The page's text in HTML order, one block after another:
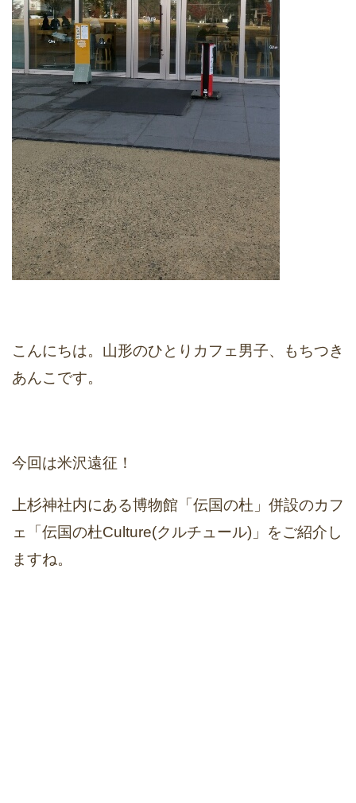
こんにちは。山形のひとりカフェ男子、もちつき
あんこです。
今回は米沢遠征！
上杉神社内にある博物館「伝国の杜」併設のカフ
ェ「伝国の杜Culture(クルチュール)」をご紹介し
ますね。